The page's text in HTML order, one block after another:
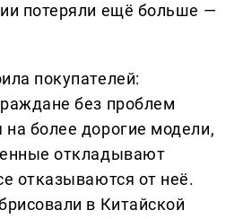
потеряли ещё больше —
покупателей:
без проблем
более дорогие модели,
откладывают
отказываются от неё.
в Китайской